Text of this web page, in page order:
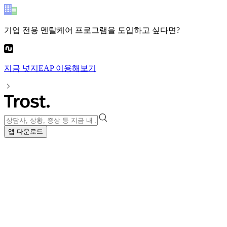
기업 전용 멘탈케어 프로그램을 도입하고 싶다면?
지금 넛지EAP이용해보기
앱 다운로드